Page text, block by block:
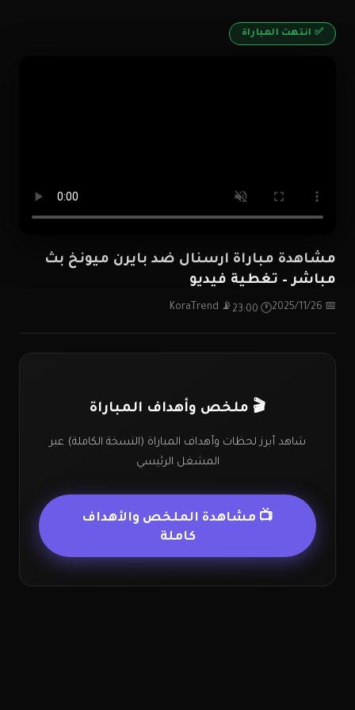
✅ انتهت المباراة
مشاهدة مباراة ارسنال ضد بايرن ميونخ بث
مباشر – تغطية فيديو
📅 2025/11/26
🕐 23:00
📡 KoraTrend
🎬 ملخص وأهداف المباراة
شاهد أبرز لحظات وأهداف المباراة (النسخة الكاملة) عبر
المشغل الرئيسي
📺 مشاهدة الملخص والأهداف
كاملة